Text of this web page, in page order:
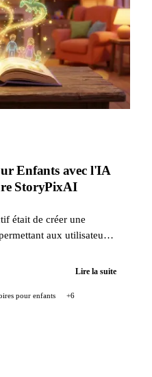
Enfants avec l'IA
StoryPixAI
était de créer une
aux utilisateurs
Lire la suite
pour enfants +6